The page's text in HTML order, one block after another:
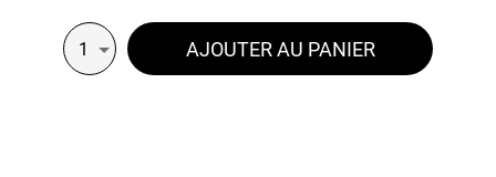
1 AJOUTER AU PANIER